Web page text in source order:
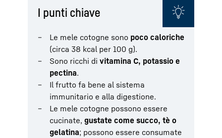
I punti chiave
Le mele cotogne sono poco caloriche
(circa 38 kcal per 100 g).
Sono ricchi di vitamina C, potassio e
pectina.
Il frutto fa bene al sistema
immunitario e alla digestione.
Le mele cotogne possono essere
cucinate, gustate come succo, tè o
gelatina; possono essere consumate